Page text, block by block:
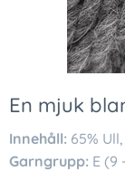
En mjuk
Innehåll: 65%
Garngrupp: E (9